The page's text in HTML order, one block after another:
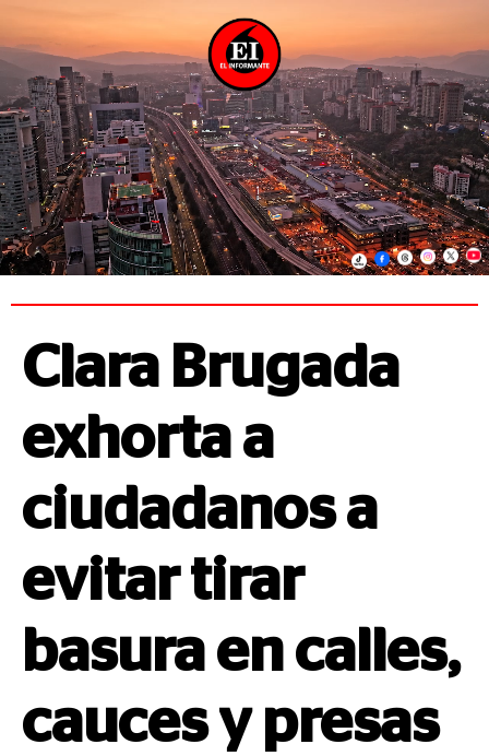
Clara Brugada
exhorta a
ciudadanos a
evitar tirar
basura en calles,
cauces y presas